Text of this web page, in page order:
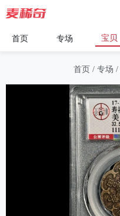
首页 专场 宝贝
首页 / 专场 /